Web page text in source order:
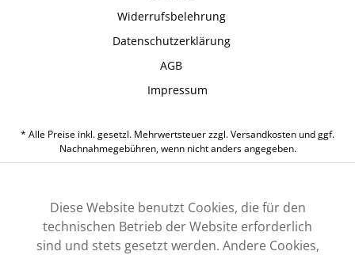
Widerrufsbelehrung
Datenschutzerklärung
AGB
Impressum
* Alle Preise inkl. gesetzl. Mehrwertsteuer zzgl.Versandkosten und ggf.
Nachnahmegebühren, wenn nicht anders angegeben.
Diese Website benutzt Cookies, die für den
technischen Betrieb der Website erforderlich
sind und stets gesetzt werden. Andere Cookies,